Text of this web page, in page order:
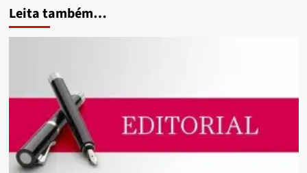
Leita também…